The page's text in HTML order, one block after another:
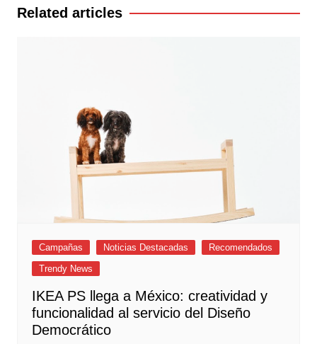
entradas
Related articles
Campañas Noticias Destacadas
Recomendados
Trendy News
IKEA PS llega a México: creatividad y
funcionalidad al servicio del Diseño
Democrático